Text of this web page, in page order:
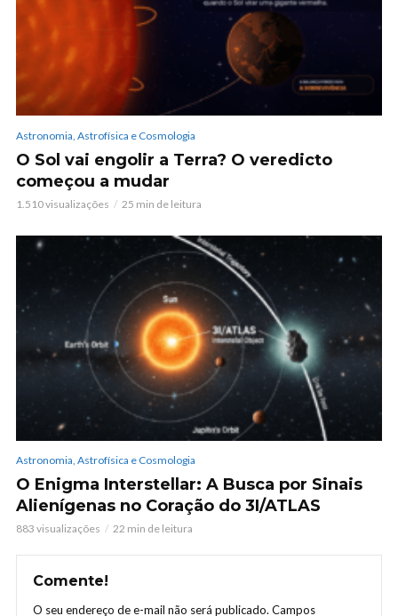
Astronomia, Astrofísica e Cosmologia
O Sol vai engolir a Terra? O veredicto
começou a mudar
1.510 visualizações 25 min de leitura
Astronomia, Astrofísica e Cosmologia
O Enigma Interstellar: A Busca por Sinais
Alienígenas no Coração do 3I/ATLAS
883 visualizações 22 min de leitura
Comente!
O seu endereço de e-mail não será publicado. Campos